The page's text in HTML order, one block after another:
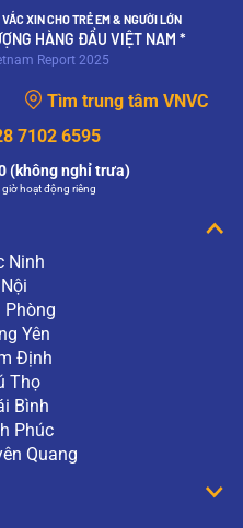
XIN CHO TRẺ EM & NGƯỜI LỚN
HÀNG ĐẦU VIỆT NAM *
Report 2025
Tìm trung tâm VNVC
7102 6595
(không nghỉ trưa)
hoạt động riêng
Ninh
Phòng
Yên
Định
Thọ
Bình
Phúc
Quang